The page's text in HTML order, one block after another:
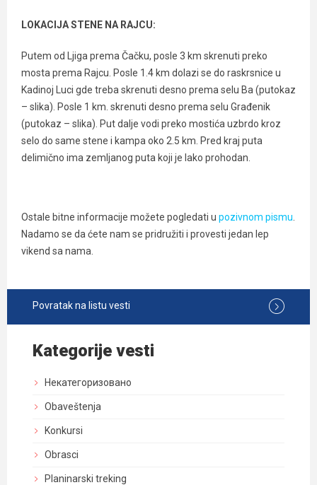
LOKACIJA STENE NA RAJCU:
Putem od Ljiga prema Čačku, posle 3 km skrenuti preko
mosta prema Rajcu. Posle 1.4 km dolazi se do raskrsnice u
Kadinoj Luci gde treba skrenuti desno prema selu Ba (putokaz
– slika). Posle 1 km. skrenuti desno prema selu Građenik
(putokaz – slika). Put dalje vodi preko mostića uzbrdo kroz
selo do same stene i kampa oko 2.5 km. Pred kraj puta
delimično ima zemljanog puta koji je lako prohodan.
Ostale bitne informacije možete pogledati u pozivnom pismu
Nadamo se da ćete nam se pridružiti i provesti jedan lep
vikend sa nama.
Povratak na listu vesti
Kategorije vesti
Некатегоризовано
Obaveštenja
Konkursi
Obrasci
Planinarski treking